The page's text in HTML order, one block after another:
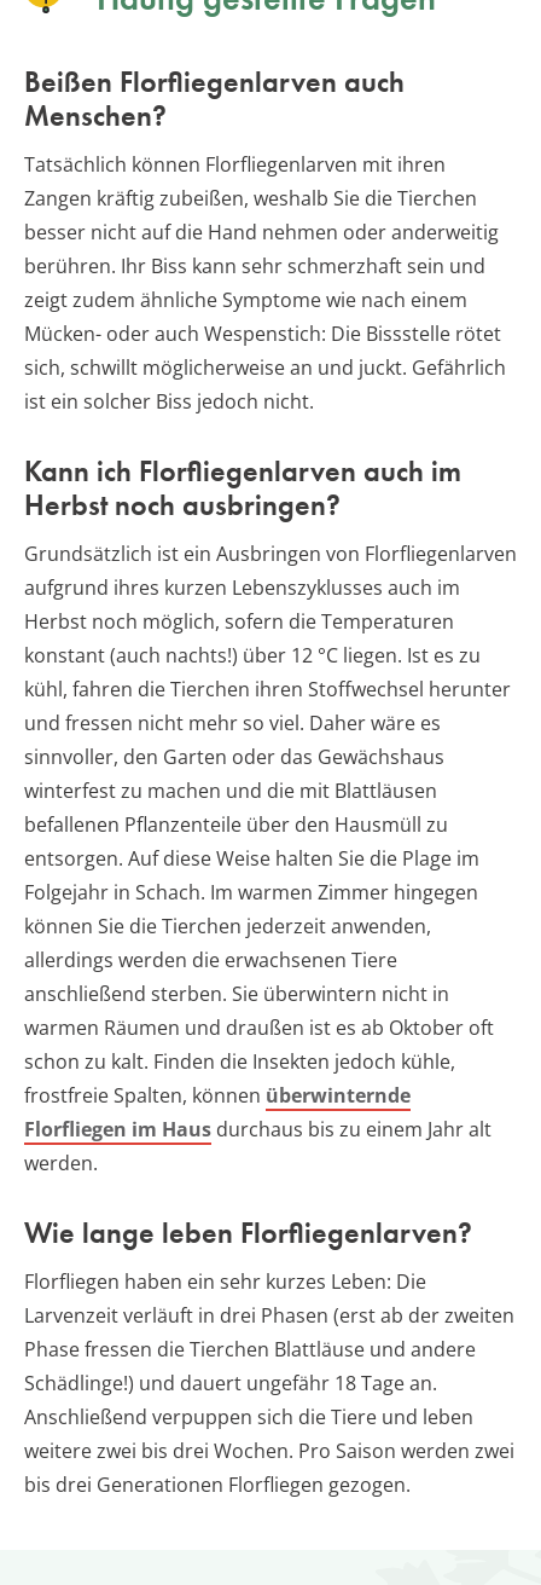
Beißen Florfliegenlarven auch
Menschen?
Tatsächlich können Florfliegenlarven mit ihren
Zangen kräftig zubeißen, weshalb Sie die Tierchen
besser nicht auf die Hand nehmen oder anderweitig
berühren. Ihr Biss kann sehr schmerzhaft sein und
zeigt zudem ähnliche Symptome wie nach einem
Mücken- oder auch Wespenstich: Die Bissstelle rötet
sich, schwillt möglicherweise an und juckt. Gefährlich
ist ein solcher Biss jedoch nicht.
Kann ich Florfliegenlarven auch im
Herbst noch ausbringen?
Grundsätzlich ist ein Ausbringen von Florfliegenlarven
aufgrund ihres kurzen Lebenszyklusses auch im
Herbst noch möglich, sofern die Temperaturen
konstant (auch nachts!) über 12 °C liegen. Ist es zu
kühl, fahren die Tierchen ihren Stoffwechsel herunter
und fressen nicht mehr so viel. Daher wäre es
sinnvoller, den Garten oder das Gewächshaus
winterfest zu machen und die mit Blattläusen
befallenen Pflanzenteile über den Hausmüll zu
entsorgen. Auf diese Weise halten Sie die Plage im
Folgejahr in Schach. Im warmen Zimmer hingegen
können Sie die Tierchen jederzeit anwenden,
allerdings werden die erwachsenen Tiere
anschließend sterben. Sie überwintern nicht in
warmen Räumen und draußen ist es ab Oktober oft
schon zu kalt. Finden die Insekten jedoch kühle,
frostfreie Spalten, können überwinternde
Florfliegen im Haus durchaus bis zu einem Jahr alt
werden.
Wie lange leben Florfliegenlarven?
Florfliegen haben ein sehr kurzes Leben: Die
Larvenzeit verläuft in drei Phasen (erst ab der zweiten
Phase fressen die Tierchen Blattläuse und andere
Schädlinge!) und dauert ungefähr 18 Tage an.
Anschließend verpuppen sich die Tiere und leben
weitere zwei bis drei Wochen. Pro Saison werden zwei
bis drei Generationen Florfliegen gezogen.